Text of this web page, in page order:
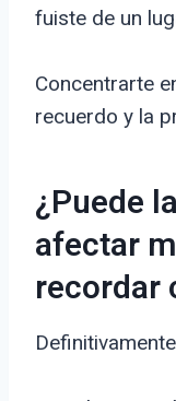
fuiste de un
Concentrarte
recuerdo y la
¿Puede
afectar
recordar